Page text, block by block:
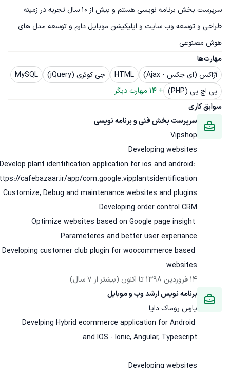
سرپرست بخش برنامه نویسی هستم و بیش از ۱۰ سال تجربه در زمینه
طراحی و توسعه وب سایت و اپلیکیشن موبایل دارم و توسعه مدل های
هوش مصنوعی
مهارت‌ها
آژاکس (ای جکس - Ajax)
HTML جی کوئری (jQuery)
MySQL
پی اچ پی (PHP)
+
14 مهارت دیگر
سوابق کاری
سرپرست بخش فنی و‌ برنامه نویسی
Vipshop
Develop plant identification application for ios and android:
Optimize websites based on Google page insight
Developing customer club plugin for woocommerce based
websites
14 فروردین 1398
تا اکنون (بیشتر از 7 سال)
برنامه نویس ارشد وب و موبایل
پارس روماک دایا
Develping Hybrid ecommerce application for Android